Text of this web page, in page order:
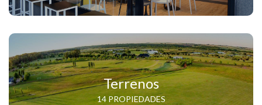
Terrenos
14 PROPIEDADES